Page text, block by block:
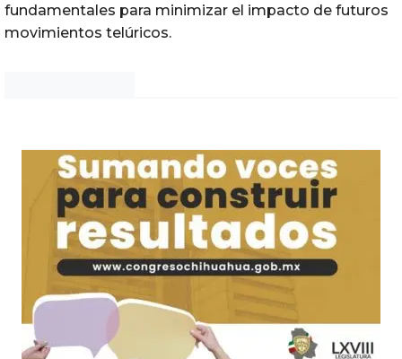
fundamentales para minimizar el impacto de futuros
movimientos telúricos.